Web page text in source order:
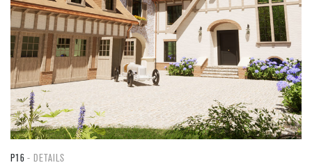
P16 DETAILS